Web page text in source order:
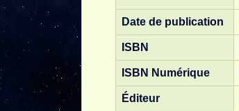
Date de publication
ISBN
ISBN Numérique
Éditeur